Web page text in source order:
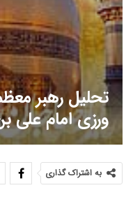
تحلیل رهبر
ورزی امام علی
به اشتراک گذاری